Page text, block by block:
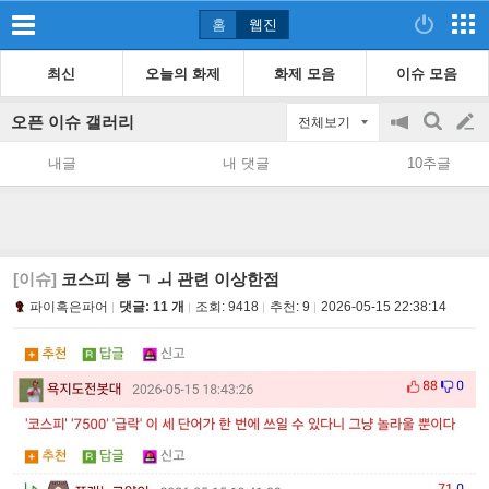
홈 웹진
최신 오늘의 화제 화제 모음 이슈 모음
오픈 이슈 갤러리 전체보기
공
지
on/off
검
색
글
쓰
내글 내 댓글 10추글
[이슈] 코스피 붕 ㄱ ㅚ 관련 이상한점
파이혹은파어 댓글: 11 개 조회: 9418 추천: 9 2026-05-15 22:38:14